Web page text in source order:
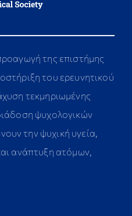
της επιστήμης
του ερευνητικού
τεκμηριωμένης
ψυχολογικών
την ψυχική υγεία,
ανάπτυξη ατόμων,